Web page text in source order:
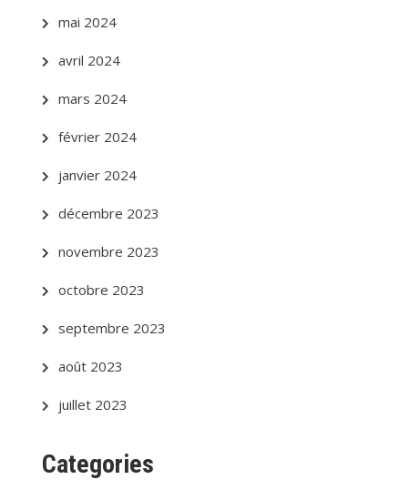
mai 2024
avril 2024
mars 2024
février 2024
janvier 2024
décembre 2023
novembre 2023
octobre 2023
septembre 2023
août 2023
juillet 2023
Categories